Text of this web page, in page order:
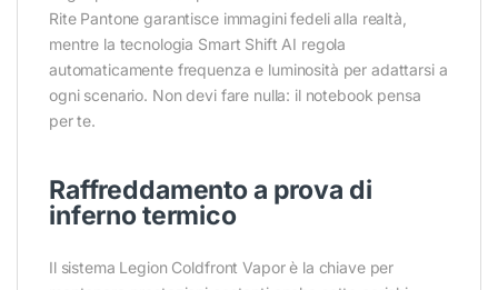
Rite Pantone garantisce immagini fedeli alla realtà,
mentre la tecnologia Smart Shift AI regola
automaticamente frequenza e luminosità per adattarsi a
ogni scenario. Non devi fare nulla: il notebook pensa
per te.
Raffreddamento a prova di
inferno termico
Il sistema Legion Coldfront Vapor è la chiave per